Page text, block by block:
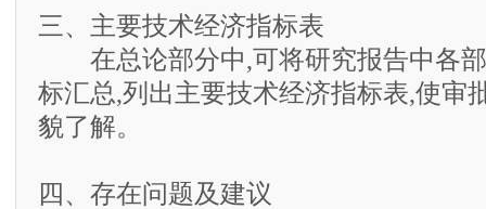
三、主要技术经济指标表
在总论部分中,可将研究报告中各部
标汇总,列出主要技术经济指标表,使审
貌了解。
四、存在问题及建议